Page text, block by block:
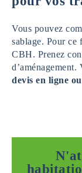
Vous pouvez
sablage. Pour ce
CBH. Prenez
d’aménagement.
devis en ligne